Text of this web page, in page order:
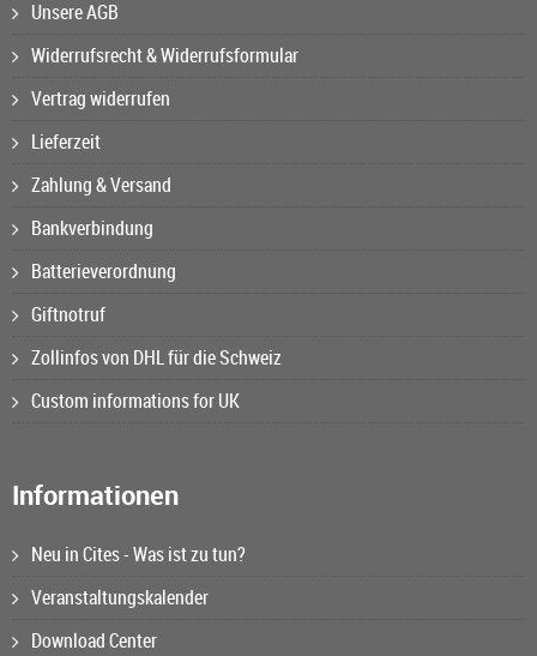
Unsere AGB
Widerrufsrecht & Widerrufsformular
Vertrag widerrufen
Lieferzeit
Zahlung & Versand
Bankverbindung
Batterieverordnung
Giftnotruf
Zollinfos von DHL für die Schweiz
Custom informations for UK
Informationen
Neu in Cites - Was ist zu tun?
Veranstaltungskalender
Download Center